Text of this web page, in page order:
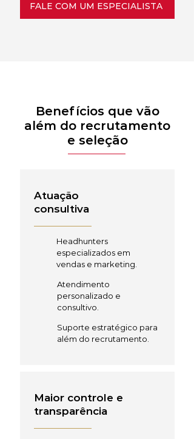
FALE COM UM ESPECIALISTA
Benefícios que vão
além do recrutamento
e seleção
Atuação
consultiva
Headhunters
especializados em
vendas e marketing.
Atendimento
personalizado e
consultivo.
Suporte estratégico para
além do recrutamento.
Maior controle e
transparência